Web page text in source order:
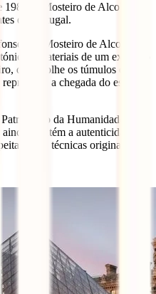
o Mosteiro de Alcobaça é
de Portugal.
I, o Mosteiro de Alcobaça,
e materiais de um exemplo
que acolhe os túmulos de
a chegada do estilo
da Humanidade, por
mantém a autenticidade e
as técnicas originais.